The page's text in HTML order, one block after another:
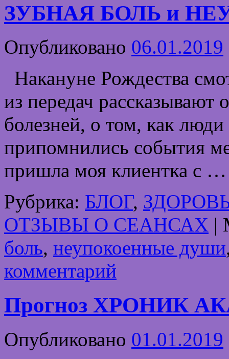
ЗУБНАЯ БОЛЬ и
Опубликовано 06.01.2019
Накануне Рождества
из передач рассказывают
болезней, о том, как
припомнились события
пришла моя клиентка с
Рубрика: БЛОГ,
ОТЗЫВЫ О СЕАНСАХ |
боль, неупокоенные души
комментарий
Прогноз ХРОНИК
Опубликовано 01.01.2019